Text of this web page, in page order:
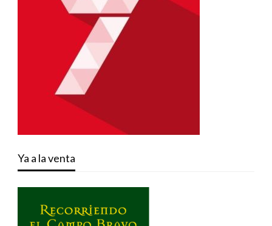
Ya a la venta